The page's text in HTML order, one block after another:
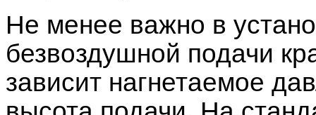
Не менее важно в
безвоздушной подачи
зависит нагнетаемое